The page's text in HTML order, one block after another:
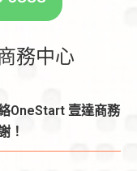
務中心
OneStart 壹達商務
！